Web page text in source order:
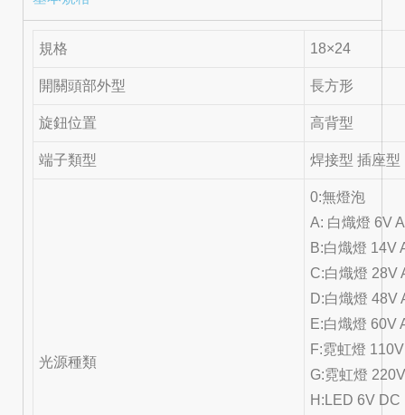
規格 18×24
開關頭部外型 長方形
旋鈕位置 高背型
端子類型 焊接型 插座型
光源種類
0:無燈泡
A: 白熾燈 6V
B:白熾燈 14V
C:白熾燈 28V
D:白熾燈 48V
E:白熾燈 60V
F:霓虹燈
G:霓虹燈
H:LED 6V DC